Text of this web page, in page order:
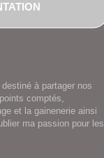
à partager nos
comptés,
et la gainenerie ainsi
ma passion pour les